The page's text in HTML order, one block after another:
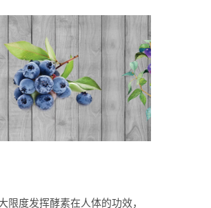
度发挥酵素在人体的功效，